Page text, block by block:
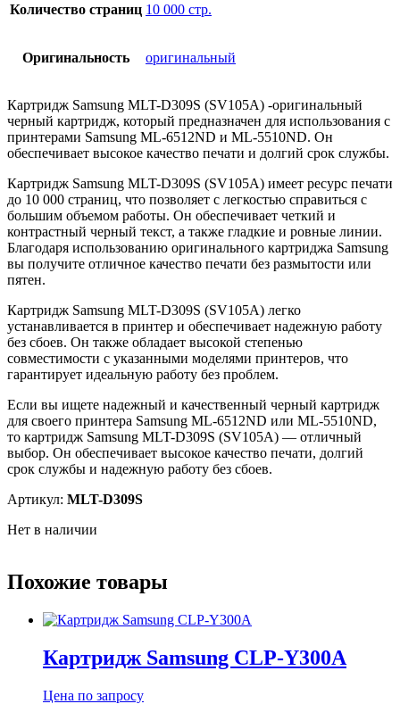
Количество страниц 10 000 стр.
Оригинальность оригинальный
Картридж Samsung MLT-D309S (SV105A) -оригинальный
черный картридж, который предназначен для использования с
принтерами Samsung ML-6512ND и ML-5510ND. Он
обеспечивает высокое качество печати и долгий срок службы.
Картридж Samsung MLT-D309S (SV105A) имеет ресурс печати
до 10 000 страниц, что позволяет с легкостью справиться с
большим объемом работы. Он обеспечивает четкий и
контрастный черный текст, а также гладкие и ровные линии.
Благодаря использованию оригинального картриджа Samsung
вы получите отличное качество печати без размытости или
пятен.
Картридж Samsung MLT-D309S (SV105A) легко
устанавливается в принтер и обеспечивает надежную работу
без сбоев. Он также обладает высокой степенью
совместимости с указанными моделями принтеров, что
гарантирует идеальную работу без проблем.
Если вы ищете надежный и качественный черный картридж
для своего принтера Samsung ML-6512ND или ML-5510ND,
то картридж Samsung MLT-D309S (SV105A) — отличный
выбор. Он обеспечивает высокое качество печати, долгий
срок службы и надежную работу без сбоев.
Артикул: MLT-D309S
Нет в наличии
Похожие товары
Картридж Samsung CLP-Y300A
Цена по запросу